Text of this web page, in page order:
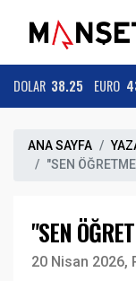
DOLAR 38.25 EURO
ANA SAYFA
"SEN
"SEN
20 Nisan 2026,